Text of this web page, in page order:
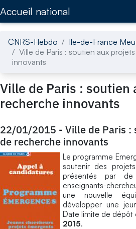
Accueil national
CNRS-Hebdo Ile-de-France
Ville de Paris : soutien aux
innovants
Ville de Paris : soutien
recherche innovants
22/01/2015 - Ville de Paris :
de recherche innovants
Le programme
soutenir des
présentés par de
enseignants-
une nouvelle
développer une
Date limite de dépôt
2015.